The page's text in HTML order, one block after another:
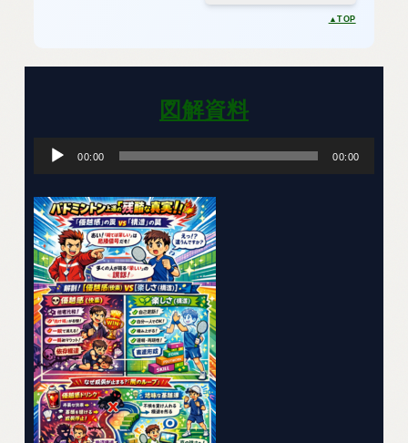
▲TOP
図解資料
声
レ
ー
ヤ
ー
00:00 00:00